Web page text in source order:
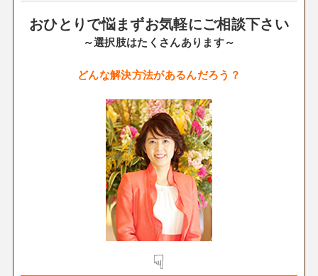
おひとりで悩まずお気軽にご相談下さい
～選択肢はたくさんあります～
どんな解決方法があるんだろう？
☟